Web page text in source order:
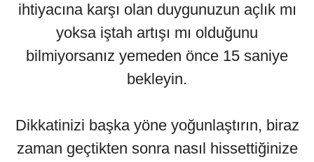
ihtiyacına karşı olan duygunuzun açlık mı
yoksa iştah artışı mı olduğunu
bilmiyorsanız yemeden önce 15 saniye
bekleyin.
Dikkatinizi başka yöne yoğunlaştırın, biraz
zaman geçtikten sonra nasıl hissettiğinize